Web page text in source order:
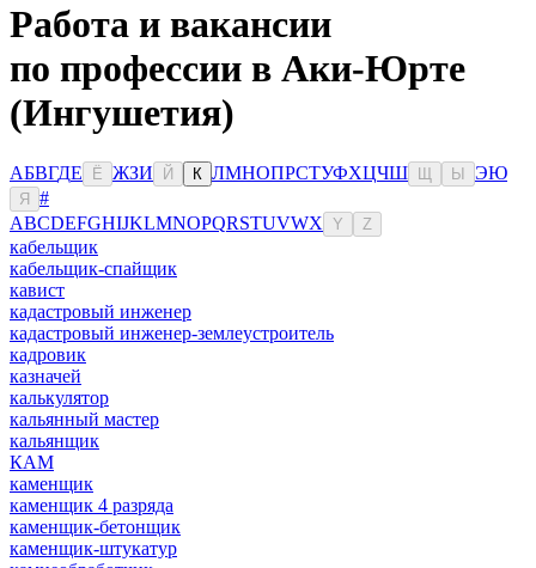
Работа и вакансии
по профессии в Аки-Юрте
(Ингушетия)
АБВГДЕ Ё ЖЗИ Й К ЛМНОПРСТУФХЦЧШ Ы ЭЮ
Я
#
ABCDEFGHIJKLMNOPQRSTUVWX Y Z
кабельщик
кабельщик-спайщик
кавист
кадастровый инженер
кадастровый инженер-землеустроитель
кадровик
казначей
калькулятор
кальянный мастер
кальянщик
КАМ
каменщик
каменщик 4 разряда
каменщик-бетонщик
каменщик-штукатур